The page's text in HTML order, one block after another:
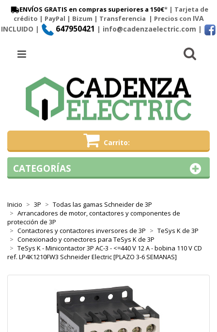
ENVÍOS GRATIS en compras superiores a 150€* | Tarjeta de
crédito | PayPal | Bizum | Transferencia | Precios con IVA
INCLUIDO |
647950421 | info@cadenzaelectric.com |
Carrito
Menú
Inicio 3P
Todas las gamas Schneider de 3P
Arrancadores de motor, contactores y componentes de
protección de 3P
Contactores y contactores inversores de 3P
TeSys K de 3P
Conexionado y conectores para TeSys K de 3P
TeSys K - Minicontactor 3P AC-3 - <=440 V 12 A - bobina 110 V CD
ref. LP4K1210FW3 Schneider Electric [PLAZO 3-6 SEMANAS]
CATEGORÍAS